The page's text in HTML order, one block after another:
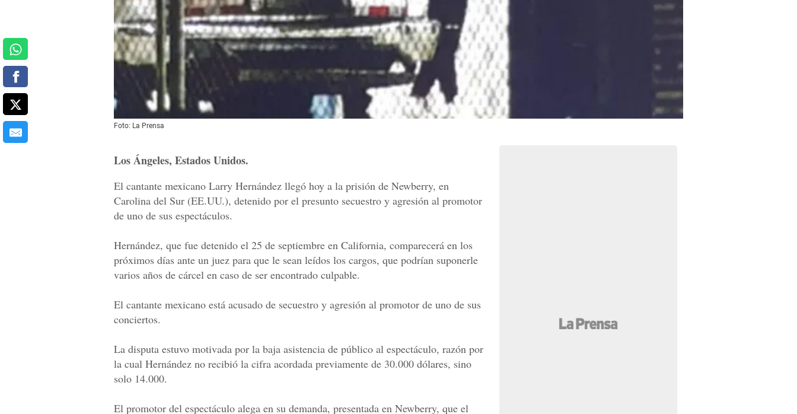
Foto: La Prensa
Los Ángeles, Estados Unidos.
El cantante mexicano Larry Hernández llegó hoy a la prisión de Newberry, en
Carolina del Sur (EE.UU.), detenido por el presunto secuestro y agresión al promotor
de uno de sus espectáculos.
Hernández, que fue detenido el 25 de septiembre en California, comparecerá en los
próximos días ante un juez para que le sean leídos los cargos, que podrían suponerle
varios años de cárcel en caso de ser encontrado culpable.
El cantante mexicano está acusado de secuestro y agresión al promotor de uno de sus
conciertos.
La disputa estuvo motivada por la baja asistencia de público al espectáculo, razón por
la cual Hernández no recibió la cifra acordada previamente de 30.000 dólares, sino
solo 14.000.
El promotor del espectáculo alega en su demanda, presentada en Newberry, que el